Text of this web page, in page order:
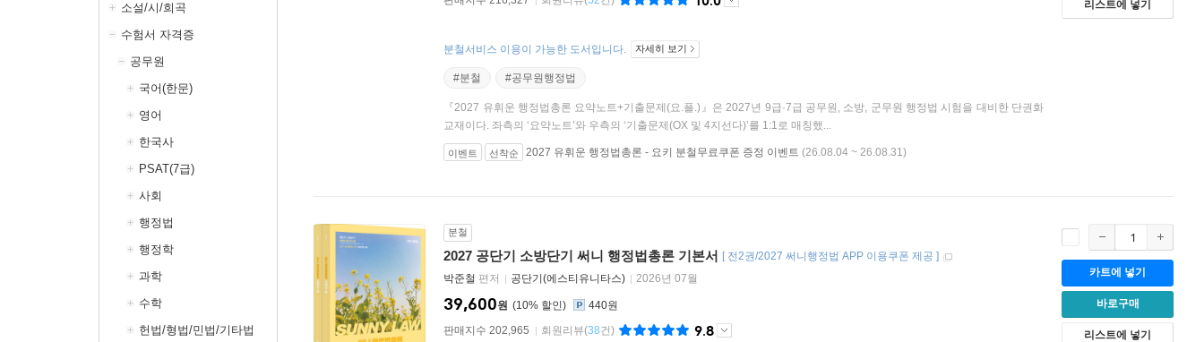
소설/시/희곡
수험서 자격증
공무원
국어(한문)
영어
한국사
PSAT(7급)
사회
행정법
행정학
과학
수학
헌법/형법/민법/기타법
분철서비스 이용이 가능한 도서입니다. 자세히 보기
#분철 #공무원행정법
『2027 유휘운 행정법총론 요약노트+기출문제(요.플.)』은 2027년 9급·7급 공무원, 소방, 군무원 행정법 시험을 대비한 단권화
교재이다. 좌측의 ‘요약노트’와 우측의 ‘기출문제(OX 및 4지선다)’를 1:1로 매칭했...
이벤트 선착순 2027 유휘운 행정법총론 - 요키 분철무료쿠폰 증정 이벤트 (26.08.04 ~ 26.08.31)
리스트에 넣기
분철
2027 공단기 소방단기 써니 행정법총론 기본서 [ 전2권/2027 써니행정법 APP 이용쿠폰 제공 ]
박준철 편저 공단기(에스티유니타스) 2026년 07월
10%
39,600원
440원
판매지수 202,965
회원리뷰(38건) 9.8
카트에 넣기
바로구매
리스트에 넣기